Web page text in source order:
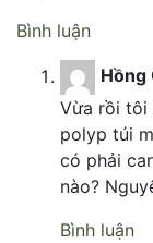
Bình luận
Hồng
Vừa rồi tôi
polyp túi
có phải
nào?
Bình luận